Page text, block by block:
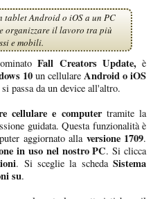
tablet Android o iOS a un PC
organizzare il lavoro tra più
e mobili.
Fall Creators Update,è
10 un cellulare Android o iOS
passa da un device all'altro.
cellulare e computertramite la
guidata. Questa funzionalità è
aggiornato allaversione 1709.
in uso nel nostro PC. Si clicca
. Si sceglie la schedaSistema
su.